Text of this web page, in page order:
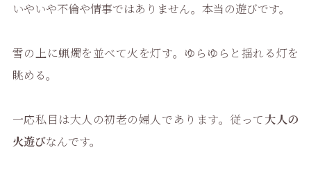
いやいや不倫や情事ではありません。本当の遊びです。
雪の上に蝋燭を並べて火を灯す。ゆらゆらと揺れる灯を
眺める。
一応私目は大人の初老の婦人であります。従って大人の
火遊びなんです。